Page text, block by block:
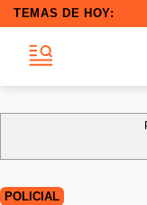
TEMAS DE HOY:
POLICIAL